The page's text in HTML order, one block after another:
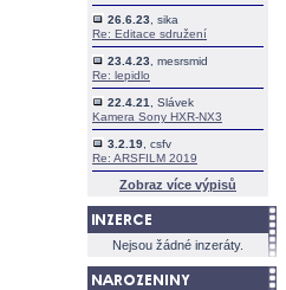
26.6.23 , sika
Re: Editace sdružení
23.4.23 , mesrsmid
Re: lepidlo
22.4.21
, Slávek
Kamera Sony HXR-NX3
3.2.19 , csfv
Re: ARSFILM 2019
Zobraz více výpisů
Nejsou žádné inzeráty.